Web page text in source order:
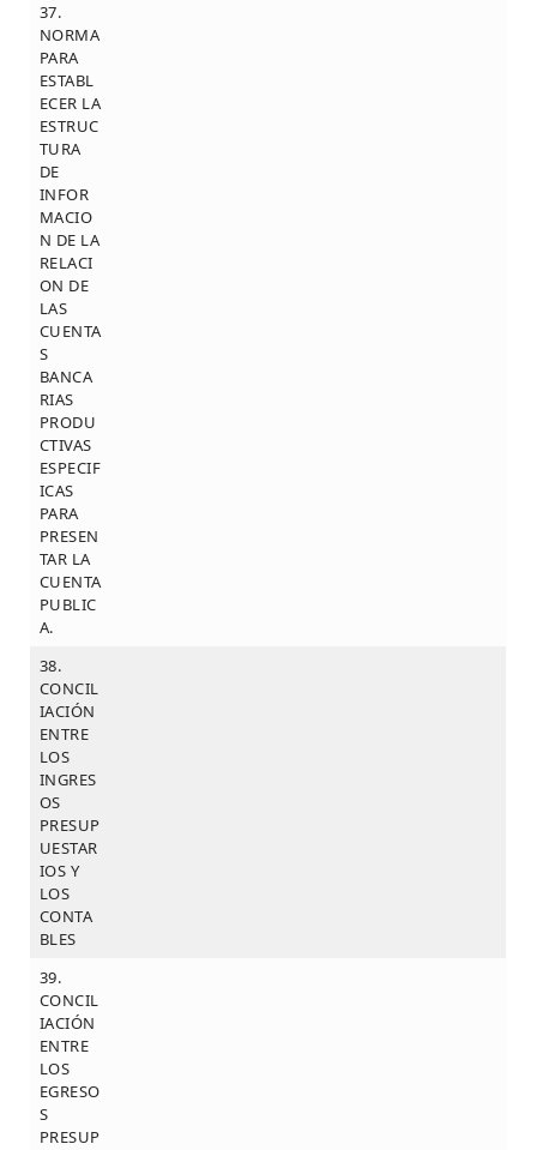
37.
NORMA
PARA
ESTABL
ECER LA
ESTRUC
TURA
DE
INFOR
MACIO
N DE LA
RELACI
ON DE
LAS
CUENTA
S
BANCA
RIAS
PRODU
CTIVAS
ESPECIF
ICAS
PARA
PRESEN
TAR LA
CUENTA
PUBLIC
A.
38.
CONCIL
IACIÓN
ENTRE
LOS
INGRES
OS
PRESUP
UESTAR
IOS Y
LOS
CONTA
BLES
39.
CONCIL
IACIÓN
ENTRE
LOS
EGRESO
S
PRESUP